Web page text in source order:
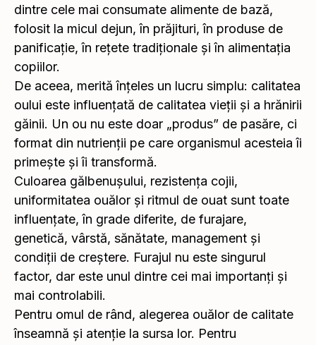
dintre cele mai consumate alimente de bază,
folosit la micul dejun, în prăjituri, în produse de
panificație, în rețete tradiționale și în alimentația
copiilor.
De aceea, merită înțeles un lucru simplu: calitatea
oului este influențată de calitatea vieții și a hrănirii
găinii. Un ou nu este doar „produs” de pasăre, ci
format din nutrienții pe care organismul acesteia îi
primește și îi transformă.
Culoarea gălbenușului, rezistența cojii,
uniformitatea ouălor și ritmul de ouat sunt toate
influențate, în grade diferite, de furajare,
genetică, vârstă, sănătate, management și
condiții de creștere. Furajul nu este singurul
factor, dar este unul dintre cei mai importanți și
mai controlabili.
Pentru omul de rând, alegerea ouălor de calitate
înseamnă și atenție la sursa lor. Pentru